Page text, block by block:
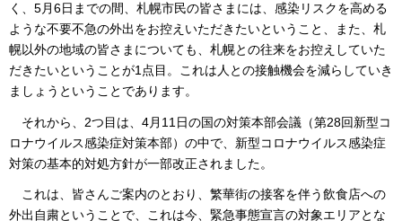
く、5月6日までの間、札幌市民の皆さまには、感染リスクを高める
ような不要不急の外出をお控えいただきたいということ、また、札
幌以外の地域の皆さまについても、札幌との往来をお控えしていた
だきたいということが1点目。これは人との接触機会を減らしていき
ましょうということであります。
それから、2つ目は、4月11日の国の対策本部会議（第28回新型コ
ロナウイルス感染症対策本部）の中で、新型コロナウイルス感染症
対策の基本的対処方針が一部改正されました。
これは、皆さんご案内のとおり、繁華街の接客を伴う飲食店への
外出自粛ということで、これは今、緊急事態宣言の対象エリアとな